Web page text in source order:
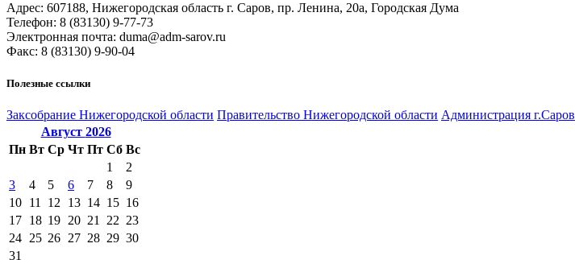
Адрес: 607188, Нижегородская область г. Саров, пр. Ленина, 20а, Городская Дума
Телефон: 8 (83130) 9-77-73
Электронная почта: duma@adm-sarov.ru
Факс: 8 (83130) 9-90-04
Полезные ссылки
Закcобрание Нижегородской области Правительство Нижегородской области Администрация г.Саров
Август 2026
Пн Вт Ср Чт Пт Сб Вс
1
2
3
4 5 6 7 8
9
10 11 12 13 14 15 16
17 18 19 20 21 22 23
24 25 26 27 28 29 30
31